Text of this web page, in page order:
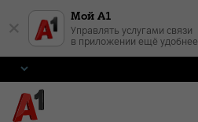
Мой А1
Управлять услугами связи
в приложении ещё удобнее